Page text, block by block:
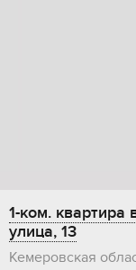
1-ком. квартира
улица, 13
Кемеровская